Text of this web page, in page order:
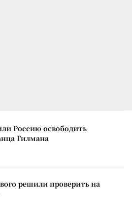
Россию освободить
Гилмана
решили проверить на